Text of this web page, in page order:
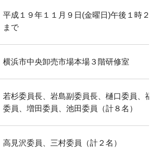
平成１９年１１月９日(金曜日)午後１時２
まで
横浜市中央卸売市場本場３階研修室
若杉委員長、岩島副委員長、樋口委員、
委員、増田委員、池田委員（計８名）
高見沢委員、三村委員（計２名）